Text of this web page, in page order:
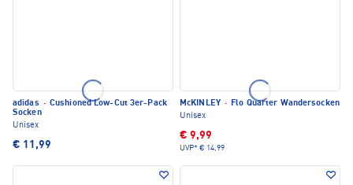
adidas · Cushioned Low-Cut 3er-Pack
Socken
Unisex
€ 11,99
McKINLEY · Flo Quarter Wandersocken
Unisex
€ 9,99
UVP* € 14,99